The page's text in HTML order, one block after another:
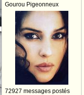
Gourou Pigeonneux
72927 messages postés